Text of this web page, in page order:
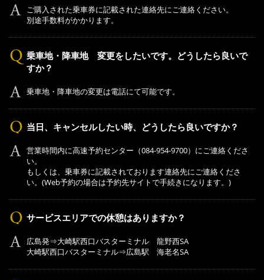
ご購入された乗車券に記載された連絡先にご連絡ください。
別途手数料がかかります。
乗車地・降車地 変更をしたいです。どうしたら良いで
すか？
乗車地・降車地の変更は電話にて可能です。
当日、キャンセルしたい時、どうしたら良いですか？
営業時間内に高速予約センター（084-954-9700）にご連絡くださ
い。
もしくは、乗車券に記載されております連絡先にご連絡くださ
い。(Web予約の場合は予約先サイトで手続きになります。)
サービスエリアでの休憩はありますか？
広島発⇒大崎駅西口バスターミナル 龍野西SA
大崎駅西口バスターミナル⇒広島駅 海老名SA